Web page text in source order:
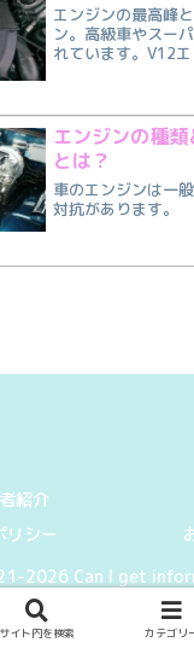
エンジンの最高峰
ン。高級車やスー
れています。V12
エンジンの種
とは？
車のエンジンは一
対抗があります。
紹介
リシー
2026 Can I get
サイト内を検索 カテゴリ